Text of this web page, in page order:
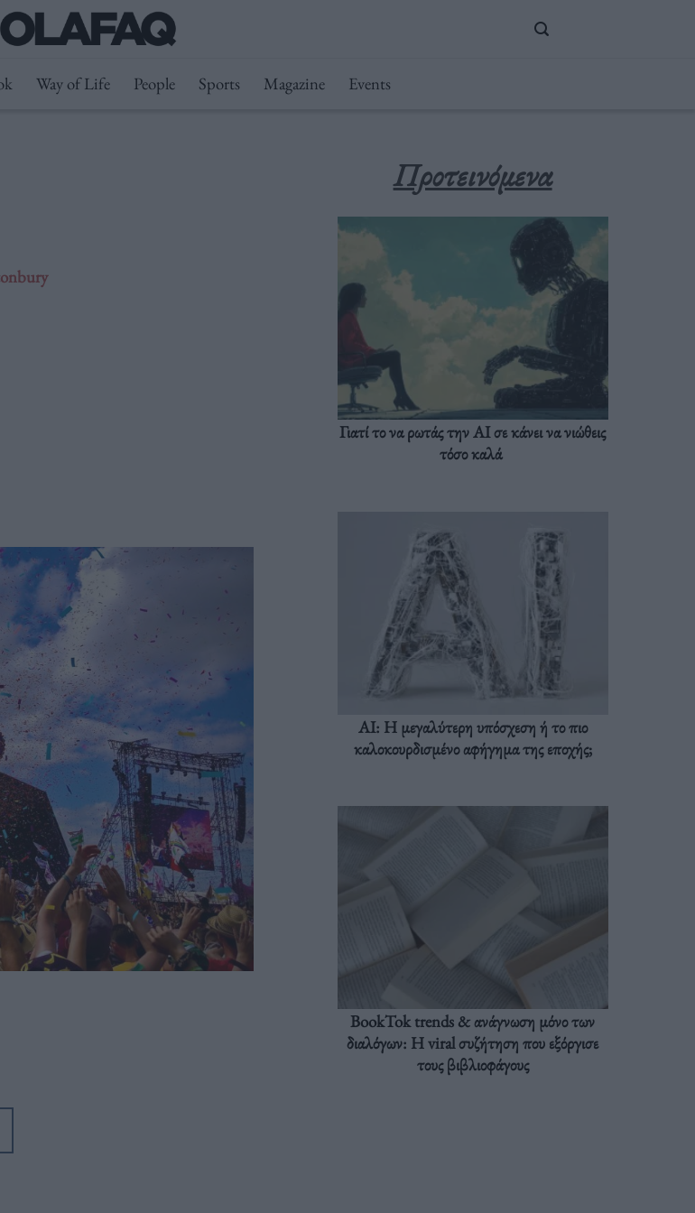
Way of Life People Sports Magazine Events
Προτεινόμενα
Γιατί το να ρωτάς την AI σε κάνει να νιώθεις
τόσο καλά
AI: Η μεγαλύτερη υπόσχεση ή το πιο
καλοκουρδισμένο αφήγημα της εποχής;
BookTok trends & ανάγνωση μόνο των
διαλόγων: Η viral συζήτηση που εξόργισε
τους βιβλιοφάγους